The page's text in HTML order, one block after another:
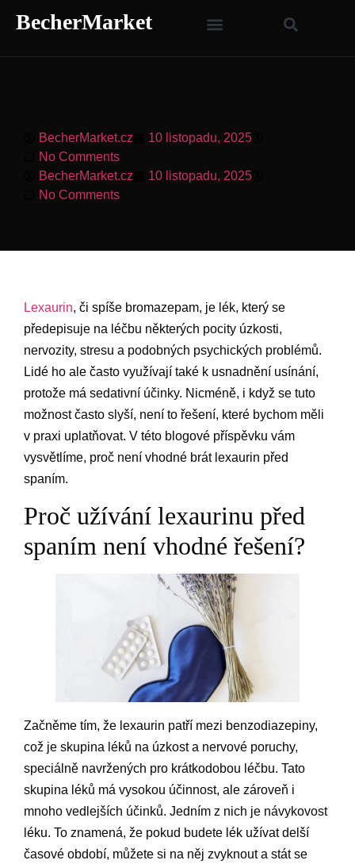
BecherMarket
BecherMarket.cz 10 listopadu, 2025
No Comments
BecherMarket.cz
10 listopadu, 2025
No Comments
Lexaurin, či spíše bromazepam, je lék, který se
předepisuje na léčbu některých pocity úzkosti,
nervozity, stresu a podobných psychických problémů.
Lidé ho ale často využívají také k usnadnění usínání,
protože má sedativní účinky. Nicméně, i když se tuto
možnost často slyší, není to řešení, které bychom měli
v praxi uplatňovat. V této blogové příspěvku vám
vysvětlíme, proč není vhodné brát lexaurin před
spaním.
Proč užívání lexaurinu před
spaním není vhodné řešení?
Začněme tím, že lexaurin patří mezi benzodiazepiny,
což je skupina léků na úzkost a nervové poruchy,
speciálně navržených pro krátkodobou léčbu. Tato
skupina léků má vysokou účinnost, ale zároveň i
mnoho vedlejších účinků. Jedním z nich je návykovost
léku. To znamená, že pokud budete lék užívat delší
časové období, můžete si na něj zvyknout a stát se